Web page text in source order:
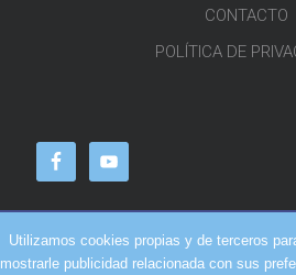
CONTACTO
POLÍTICA DE
Utilizamos cookies propias y de terceros
mostrarle publicidad relacionada con sus